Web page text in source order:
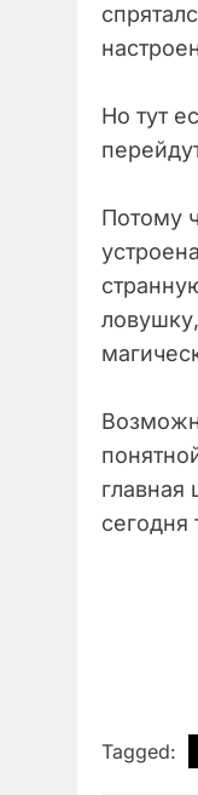
Но тут
Потому
главная
сегодня
Tagged: